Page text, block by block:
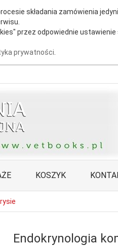
składania zamówienia
przez odpowiednie ustawienie
prywatności.
KOSZYK
Endokrynologia